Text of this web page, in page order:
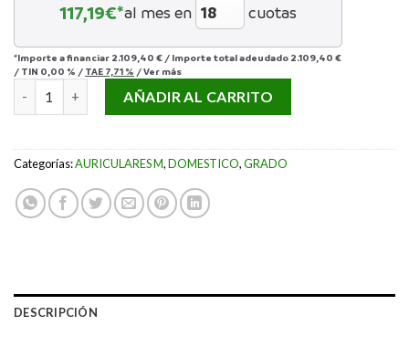
117,19€*al mes en cuotas
*Importe a financiar 2.109,40 € / Importe total adeudado 2.109,40 €
/ TIN 0,00 % / TAE 7,71 % /Ver más
AURICULAR GRADO SIGNATURE S750 cantidad
AÑADIR AL CARRITO
Categorías:AURICULARES M,DOMESTICO,GRADO
DESCRIPCIÓN